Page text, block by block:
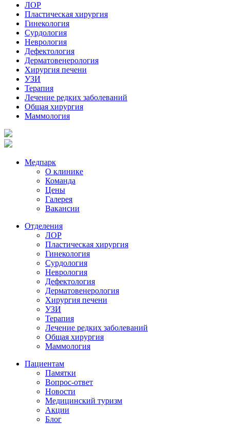
ЛОР
Пластическая хирургия
Гинекология
Сурдология
Неврология
Дефектология
Дерматовенерология
Хирургия печени
УЗИ
Терапия
Лечение редких заболеваний
Общая хирургия
Маммология
Медпарк
О клинике
Команда
Цены
Галерея
Вакансии
Отделения
ЛОР
Пластическая хирургия
Гинекология
Сурдология
Неврология
Дефектология
Дерматовенерология
Хирургия печени
УЗИ
Терапия
Лечение редких заболеваний
Общая хирургия
Маммология
Пациентам
Памятки
Вопрос-ответ
Новости
Медицинский туризм
Акции
Блог